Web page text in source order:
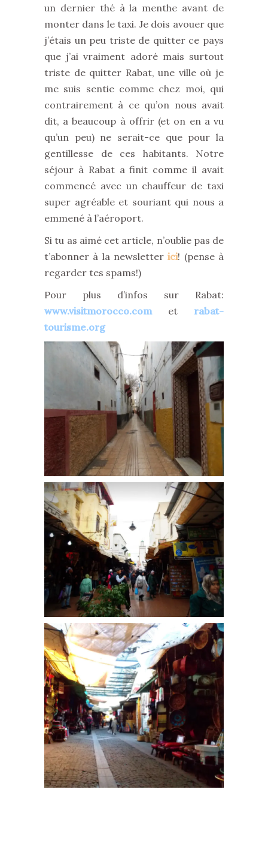
un dernier thé à la menthe avant de
monter dans le taxi. Je dois avouer que
j’étais un peu triste de quitter ce pays
que j’ai vraiment adoré mais surtout
triste de quitter Rabat, une ville où je
me suis sentie comme chez moi, qui
contrairement à ce qu’on nous avait
dit, a beaucoup à offrir (et on en a vu
qu’un peu) ne serait-ce que pour la
gentillesse de ces habitants. Notre
séjour à Rabat a finit comme il avait
commencé avec un chauffeur de taxi
super agréable et souriant qui nous a
emmené à l’aéroport.
Si tu as aimé cet article, n’oublie pas de
t’abonner à la newsletterici! (pense à
regarder tes spams!)
Pour plus d’infos sur Rabat:
www.visitmorocco.comet rabat-
tourisme.org